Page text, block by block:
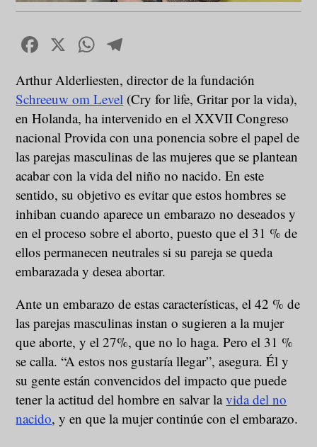
Facebook
X WhatsApp
Arthur Alderliesten, director de la fundación
Schreeuw om Level (Cry for life, Gritar por la vida),
en Holanda, ha intervenido en el XXVII Congreso
nacional Provida con una ponencia sobre el papel de
las parejas masculinas de las mujeres que se plantean
acabar con la vida del niño no nacido. En este
sentido, su objetivo es evitar que estos hombres se
inhiban cuando aparece un embarazo no deseados y
en el proceso sobre el aborto, puesto que el 31 % de
ellos permanecen neutrales si su pareja se queda
embarazada y desea abortar.
Ante un embarazo de estas características, el 42 % de
las parejas masculinas instan o sugieren a la mujer
que aborte, y el 27%, que no lo haga. Pero el 31 %
se calla. “A estos nos gustaría llegar”, asegura. Él y
su gente están convencidos del impacto que puede
tener la actitud del hombre en salvar lavida del no
nacido, y en que la mujer continúe con el embarazo.